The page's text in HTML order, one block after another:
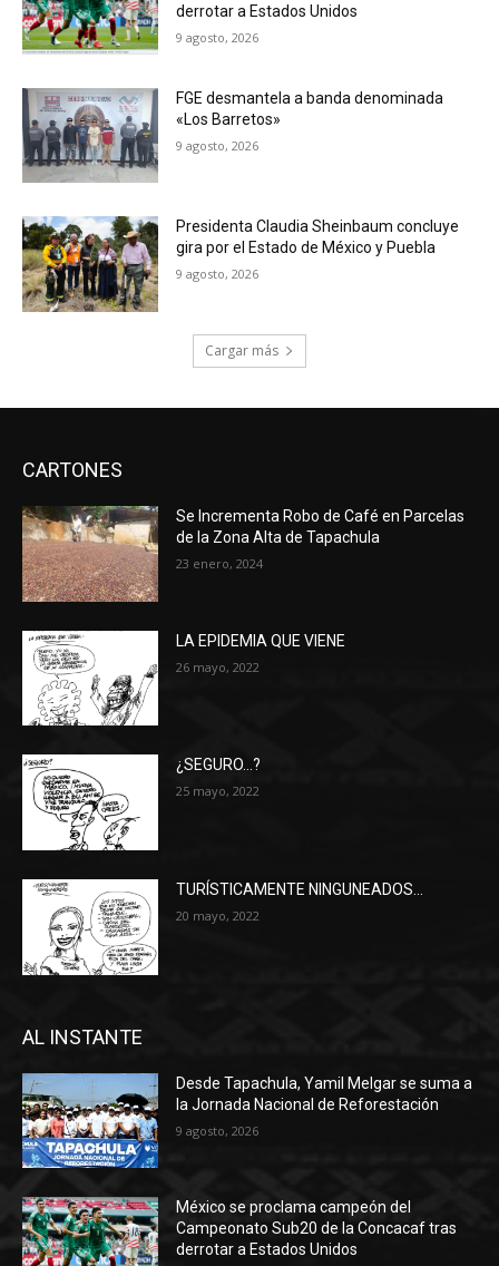
derrotar a Estados Unidos
9 agosto, 2026
FGE desmantela a banda denominada
«Los Barretos»
9 agosto, 2026
Presidenta Claudia Sheinbaum concluye
gira por el Estado de México y Puebla
9 agosto, 2026
Cargar más
CARTONES
Se Incrementa Robo de Café en Parcelas
de la Zona Alta de Tapachula
23 enero, 2024
LA EPIDEMIA QUE VIENE
26 mayo, 2022
¿SEGURO…?
25 mayo, 2022
TURÍSTICAMENTE NINGUNEADOS…
20 mayo, 2022
AL INSTANTE
Desde Tapachula, Yamil Melgar se suma a
la Jornada Nacional de Reforestación
9 agosto, 2026
México se proclama campeón del
Campeonato Sub20 de la Concacaf tras
derrotar a Estados Unidos